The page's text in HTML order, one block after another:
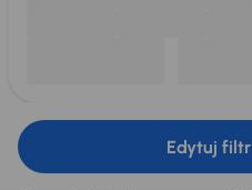
Edytuj filtr